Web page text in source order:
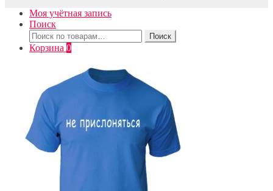
Моя учётная запись
Поиск
Искать:
Поиск
Корзина 0